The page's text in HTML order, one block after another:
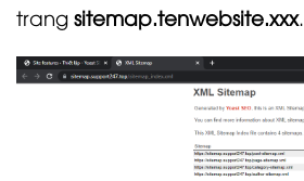
trang sitemap.tenwebsite.xxx.